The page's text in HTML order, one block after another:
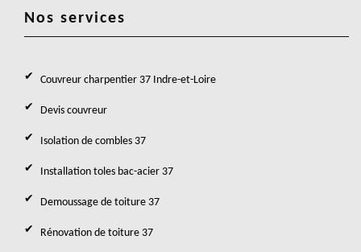
Nos services
Couvreur charpentier 37 Indre-et-Loire
Devis couvreur
Isolation de combles 37
Installation toles bac-acier 37
Demoussage de toiture 37
Rénovation de toiture 37